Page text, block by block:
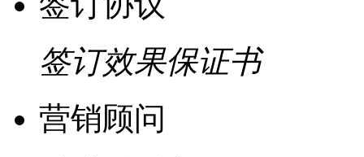
签订效果保证书
营销顾问